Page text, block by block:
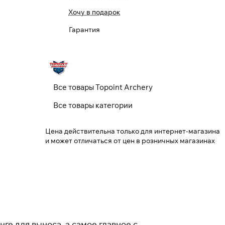
Хочу в подарок
Гарантия
Все товары Topoint Archery
Все товары категории
Цена действительна только для интернет-магазина
и может отличаться от цен в розничных магазинах